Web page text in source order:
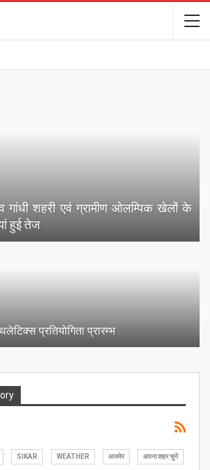
गांधी शहरी एवं ग्रामीण ओलम्पिक खेलों के
हुई तेज
प्रतियोगिता प्रारम्भ
SIKAR WEATHER अजमेर अपना शहर चुने